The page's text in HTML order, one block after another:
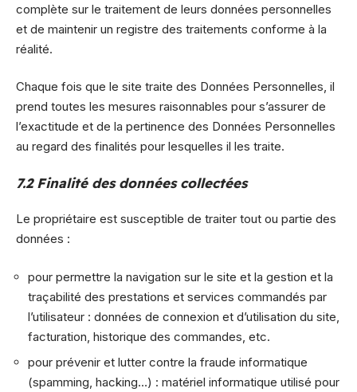
complète sur le traitement de leurs données personnelles
et de maintenir un registre des traitements conforme à la
réalité.
Chaque fois que le site traite des Données Personnelles, il
prend toutes les mesures raisonnables pour s’assurer de
l’exactitude et de la pertinence des Données Personnelles
au regard des finalités pour lesquelles il les traite.
7.2 Finalité des données collectées
Le propriétaire est susceptible de traiter tout ou partie des
données :
pour permettre la navigation sur le site et la gestion et la
traçabilité des prestations et services commandés par
l’utilisateur : données de connexion et d’utilisation du site,
facturation, historique des commandes, etc.
pour prévenir et lutter contre la fraude informatique
(spamming, hacking…) : matériel informatique utilisé pour